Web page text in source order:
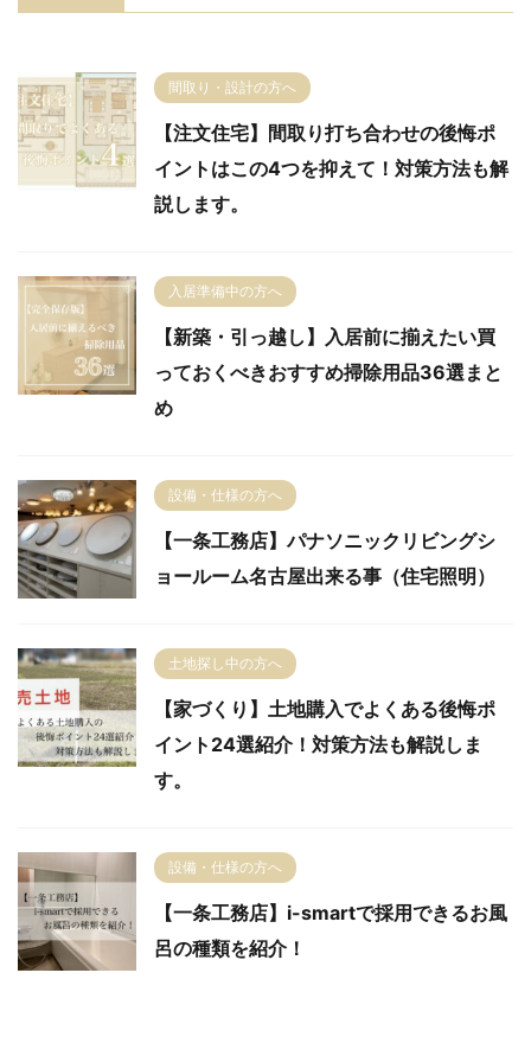
間取り・設計の方へ
【注文住宅】間取り打ち合わせの後悔ポ
イントはこの4つを抑えて！対策方法も解
説します。
入居準備中の方へ
【新築・引っ越し】入居前に揃えたい買
っておくべきおすすめ掃除用品36選まと
め
設備・仕様の方へ
【一条工務店】パナソニックリビングシ
ョールーム名古屋出来る事（住宅照明）
土地探し中の方へ
【家づくり】土地購入でよくある後悔ポ
イント24選紹介！対策方法も解説しま
す。
設備・仕様の方へ
【一条工務店】i-smartで採用できるお風
呂の種類を紹介！